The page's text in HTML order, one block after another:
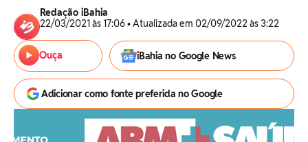
Redação iBahia
22/03/2021 às 17:06 • Atualizada em 02/09/2022 às 3:22
Ouça iBahia no Google News
Adicionar como fonte preferida no Google